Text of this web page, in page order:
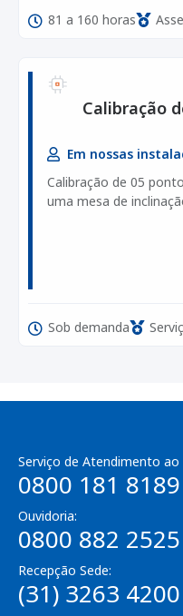
81 a 160 horas
Calibração
Em nossas
Calibração de 05
uma mesa de
Sob demanda
Serviço de Atendimento ao
0800 181 8189
Ouvidoria:
0800 882 2525
Recepção Sede:
(31) 3263 4200